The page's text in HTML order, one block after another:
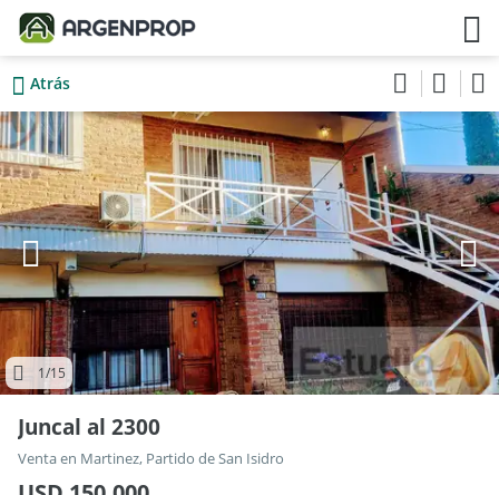
Atrás
1/15
Juncal al 2300
Venta en Martinez, Partido de San Isidro